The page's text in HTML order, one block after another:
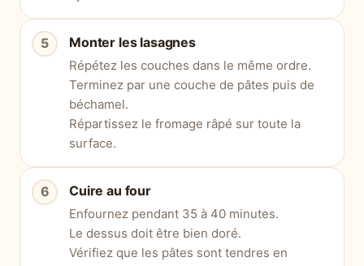
Monter les lasagnes
Répétez les couches dans le même ordre.
Terminez par une couche de pâtes puis de
béchamel.
Répartissez le fromage râpé sur toute la
surface.
Cuire au four
Enfournez pendant 35 à 40 minutes.
Le dessus doit être bien doré.
Vérifiez que les pâtes sont tendres en